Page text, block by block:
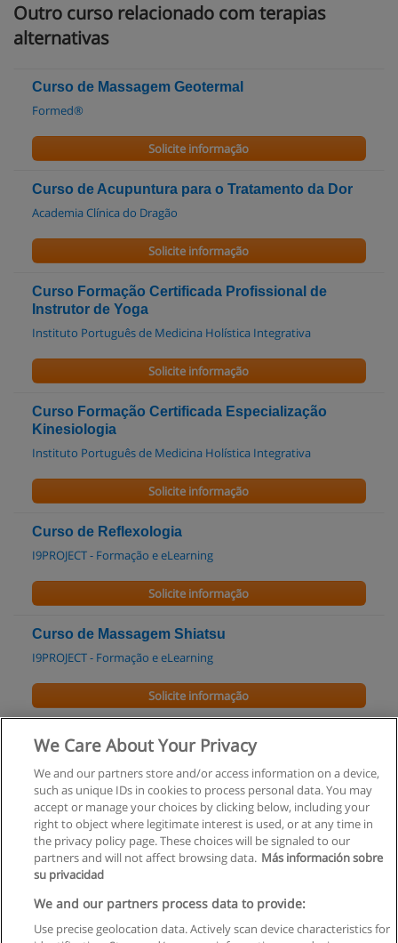
Outro curso relacionado com terapias
alternativas
Curso de Massagem Geotermal
Formed®
Solicite informação
Curso de Acupuntura para o Tratamento da Dor
Academia Clínica do Dragão
Solicite informação
Curso Formação Certificada Profissional de
Instrutor de Yoga
Instituto Português de Medicina Holística Integrativa
Solicite informação
Curso Formação Certificada Especialização
Kinesiologia
Instituto Português de Medicina Holística Integrativa
Solicite informação
Curso de Reflexologia
I9PROJECT - Formação e eLearning
Solicite informação
Curso de Massagem Shiatsu
I9PROJECT - Formação e eLearning
Solicite informação
Workshop – Massagem Tui-Na
Solicite informação
Regras de uso
Privacidade de dados
We Care About Your Privacy
We and our partners store and/or access information on a device,
such as unique IDs in cookies to process personal data. You may
accept or manage your choices by clicking below, including your
right to object where legitimate interest is used, or at any time in
the privacy policy page. These choices will be signaled to our
partners and will not affect browsing data. Más información sobre
su privacidad
We and our partners process data to provide:
Use precise geolocation data. Actively scan device characteristics for